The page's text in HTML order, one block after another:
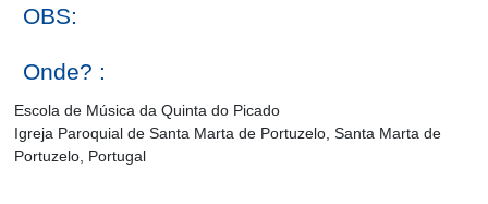
OBS:
Onde? :
Escola de Música da Quinta do Picado
Igreja Paroquial de Santa Marta de Portuzelo, Santa Marta de
Portuzelo, Portugal